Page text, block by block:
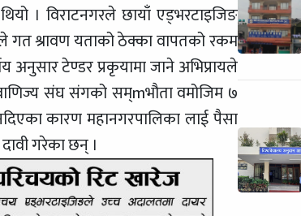
। विराटनगरले छायाँ एड्भरटाइजिङ
गत श्रावण यताको ठेक्का वापतको रकम
अनुसार टेण्डर प्रकृयामा जाने अभिप्रायले
संघ संगको सम्mभौता वमोजिम ७
कारण महानगरपालिका लाई पैसा
गरेका छन् ।